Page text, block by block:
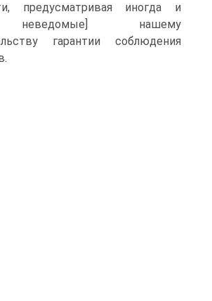
предусматривая иногда и
нашему
гарантии соблюдения